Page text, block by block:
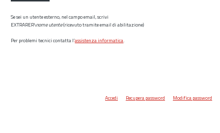
Se sei un utente esterno, nel campo email, scrivi
EXTRARER\nome utente(ricevuto tramite email di abilitazione)
Per problemi tecnici contatta l’assistenza informatica.
Accedi Recupera password Modifica password